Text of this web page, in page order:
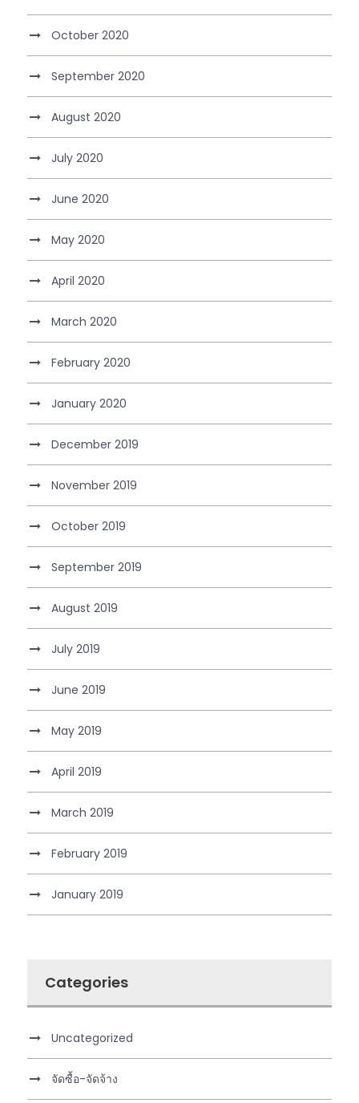
October 2020
September 2020
August 2020
July 2020
June 2020
May 2020
April 2020
March 2020
February 2020
January 2020
December 2019
November 2019
October 2019
September 2019
August 2019
July 2019
June 2019
May 2019
April 2019
March 2019
February 2019
January 2019
Categories
Uncategorized
จัดซื้อ-จัดจ้าง